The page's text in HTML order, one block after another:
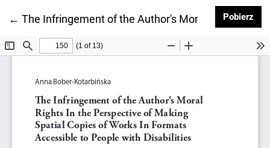
←Wróć do szczegółów artykułu
The Infringement of the Author's Moral Rights In
Pobierz